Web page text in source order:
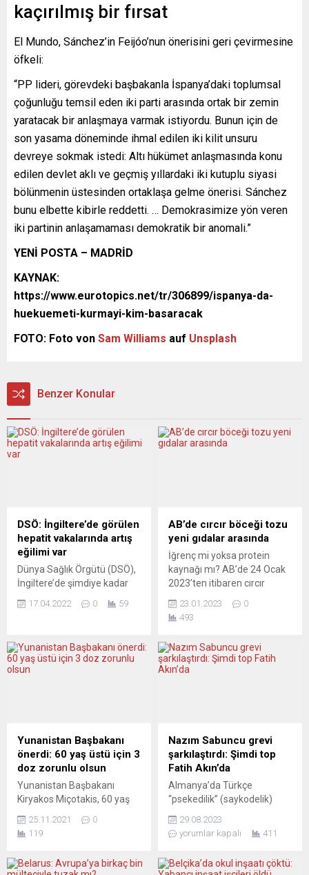
kaçırılmış bir fırsat
El Mundo, Sánchez’in Feijóo’nun önerisini geri çevirmesine
öfkeli:
“PP lideri, görevdeki başbakanla İspanya’daki toplumsal
çoğunluğu temsil eden iki parti arasında ortak bir zemin
yaratacak bir anlaşmaya varmak istiyordu. Bunun için de
son yasama döneminde ihmal edilen iki kilit unsuru
devreye sokmak istedi: Altı hükümet anlaşmasında konu
edilen devlet aklı ve geçmiş yıllardaki iki kutuplu siyasi
bölünmenin üstesinden ortaklaşa gelme önerisi. Sánchez
bunu elbette kibirle reddetti. … Demokrasimize yön veren
iki partinin anlaşamaması demokratik bir anomali.”
YENİ POSTA – MADRİD
KAYNAK:
https://www.eurotopics.net/tr/306899/ispanya-da-
huekuemeti-kurmayi-kim-basaracak
FOTO: Foto von Sam Williams auf Unsplash
Benzer Konular
DSÖ: İngiltere’de görülen
hepatit vakalarında artış
eğilimi var
Dünya Sağlık Örgütü (DSÖ),
İngiltere’de şimdiye kadar
“gizemli hepatit” vakalarının
muhabirinin hepatit
vakalarına ilişkin sorularına
virüsünün Covid-19 ile
bağlantılı olup olmadığı
konularını ele aldı.
17.04.2022 0 59
AB’de cırcır böceği tozu
yeni gıdalar arasında
İğrenç mi yoksa protein
kaynağı mı? AB’de 24 Ocak
2023’ten itibaren cırcır
oranda katılabilecek. Un
kurdu ve çekirgenin
böceği de gıdalarda belli
miktarda kullanılabilecek.
böceğinin kimi unlu
mamüller, atıştırmalıklar,
soslar, makarna, bisküvi...
23.01.2023
0
493
Yunanistan Başbakanı
önerdi: 60 yaş üstü için 3
doz zorunlu olsun
Yunanistan Başbakanı
Kiryakos Miçotakis, 60 yaş
koronavirüs (Covid-19) aşı
sertifikalarının geçerli
doz aşıların da yapılması
25.11.2021
0
119
Nazım Sabuncu grevi
şarkılaştırdı: Şimdi top
Fatih Akın’da
Almanya’da Türkçe
“psekedilik” (saykodelik)
isimlerinden başarılı
müzisyen Nazım Sabuncu
Yasemin Kızıl ile birlikte ve
29.08.2023
yorumlar kapalı
411